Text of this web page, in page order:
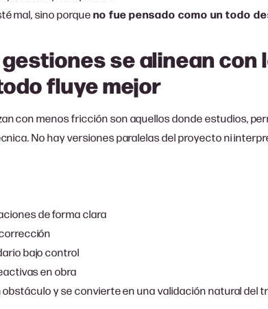
mal, sino porqueno fue pensado como un todo
se alinean con
fluye mejor
con menos fricción son aquellos donde estudios,
No hay versiones paralelas del proyecto ni
de forma clara
bajo control
en obra
obstáculo y se convierte en una validación natural del